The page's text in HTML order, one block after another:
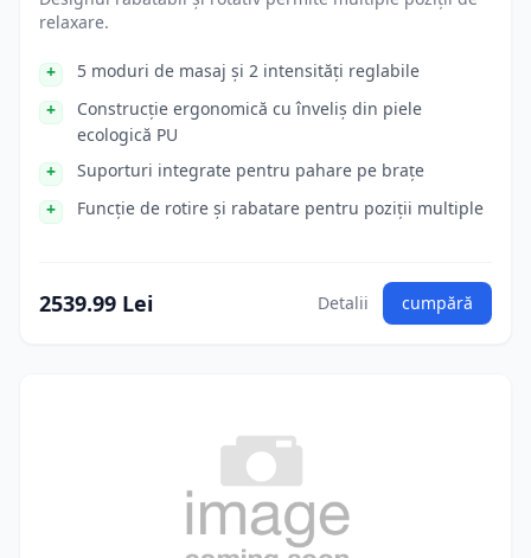
relaxare.
5 moduri de masaj și 2 intensități reglabile
Construcție ergonomică cu înveliș din piele
ecologică PU
Suporturi integrate pentru pahare pe brațe
Funcție de rotire și rabatare pentru poziții multiple
2539.99 Lei Detalii cumpără